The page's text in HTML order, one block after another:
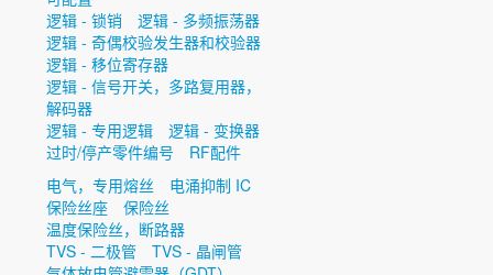
逻辑 - 锁销
逻辑 - 多频振荡器
逻辑 - 奇偶校验发生器和校验器
逻辑 - 移位寄存器
逻辑 - 信号开关，多路复用器，
解码器
逻辑 - 专用逻辑
逻辑 - 变换器
过时/停产零件编号
RF配件
电气，专用熔丝
电涌抑制 IC
保险丝座
保险丝
温度保险丝，断路器
TVS - 二极管
TVS - 晶闸管